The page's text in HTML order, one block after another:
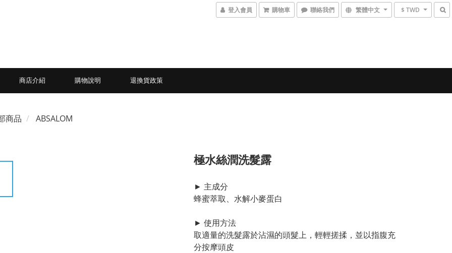
登入會員 購物車 聯絡我們 繁體中文 $ TWD
商店介紹 購物說明 退換貨政策
商品 ABSALOM
極水絲潤洗髮露
► 主成分
蜂蜜萃取、水解小麥蛋白
► 使用方法
取適量的洗髮露於沾濕的頭髮上，輕輕搓揉，並以指腹充
分按摩頭皮